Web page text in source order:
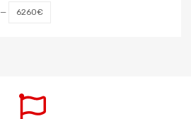
— 6260€